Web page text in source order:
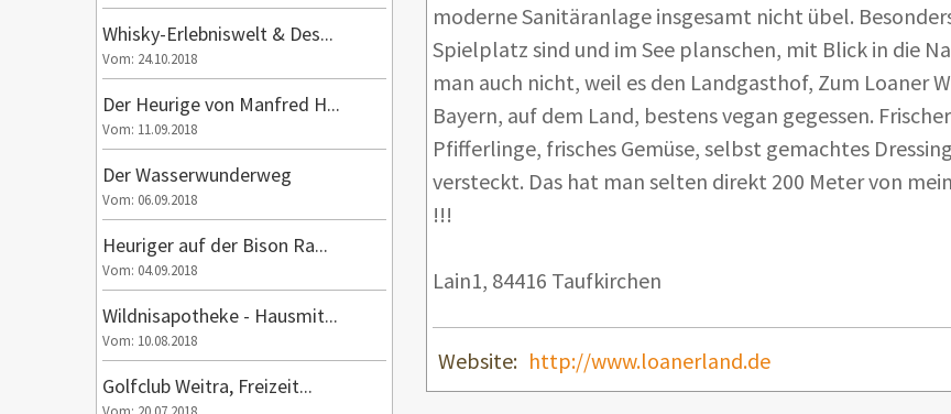
Whisky-Erlebniswelt & Des...
Vom: 24.10.2018
Der Heurige von Manfred H...
Vom: 11.09.2018
Der Wasserwunderweg
Vom: 06.09.2018
Heuriger auf der Bison Ra...
Vom: 04.09.2018
Wildnisapotheke - Hausmit...
Vom: 10.08.2018
Golfclub Weitra, Freizeit...
moderne Sanitäranlage insgesamt nicht übel.
Spielplatz sind und im See planschen, mit Blick in die
man auch nicht, weil es den Landgasthof, Zum Loaner
Bayern, auf dem Land, bestens vegan gegessen.
Pfifferlinge, frisches Gemüse, selbst gemachtes
versteckt. Das hat man selten direkt 200 Meter von
!!!
Lain1, 84416 Taufkirchen
Website: http://www.loanerland.de